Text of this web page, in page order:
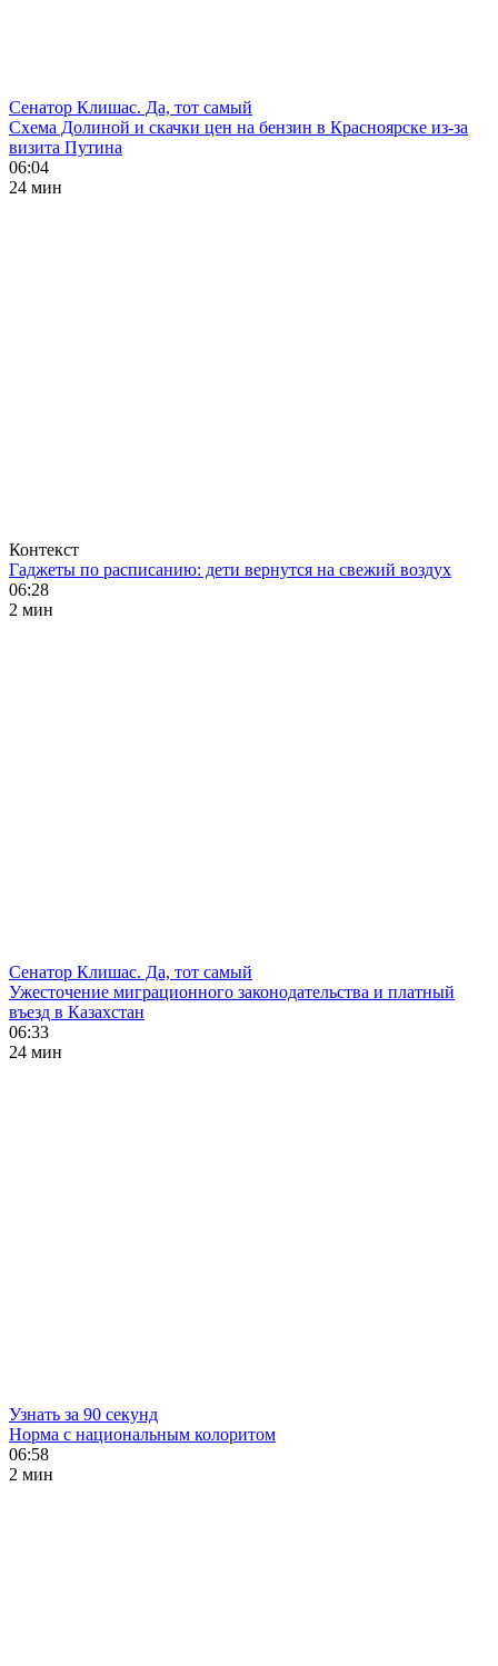
Сенатор Клишас. Да, тот самый
Схема Долиной и скачки цен на бензин в Красноярске из-за
визита Путина
06:04
24 мин
Контекст
Гаджеты по расписанию: дети вернутся на свежий воздух
06:28
2 мин
Сенатор Клишас. Да, тот самый
Ужесточение миграционного законодательства и платный
въезд в Казахстан
06:33
24 мин
Узнать за 90 секунд
Норма с национальным колоритом
06:58
2 мин